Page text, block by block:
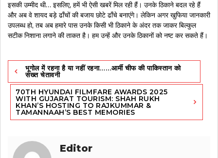
इसकी उम्मीद थी… इसलिए, हमें भी ऐसी खबरें मिल रही हैं। उनके ठिकाने बदल रहे हैं
और अब वे शायद बड़े ढाँचों की बजाय छोटे ढाँचे बनाएंगे। लेकिन अगर खुफिया जानकारी
उपलब्ध हो, तब अब हमारे पास उनके किसी भी ठिकाने के अंदर तक जाकर बिल्कुल
सटीक निशाना लगाने की ताकत है। हम उन्हें और उनके ठिकानों को नष्ट कर सकते हैं।
Post
navigation
भूगोल में रहना है या नहीं रहना……आर्मी चीफ की पाकिस्तान को
सख्त चेतावनी
70TH HYUNDAI FILMFARE AWARDS 2025
WITH GUJARAT TOURISM: SHAH RUKH
KHAN’S HOSTING TO RAJKUMMAR &
TAMANNAAH’S BEST MEMORIES
Editor